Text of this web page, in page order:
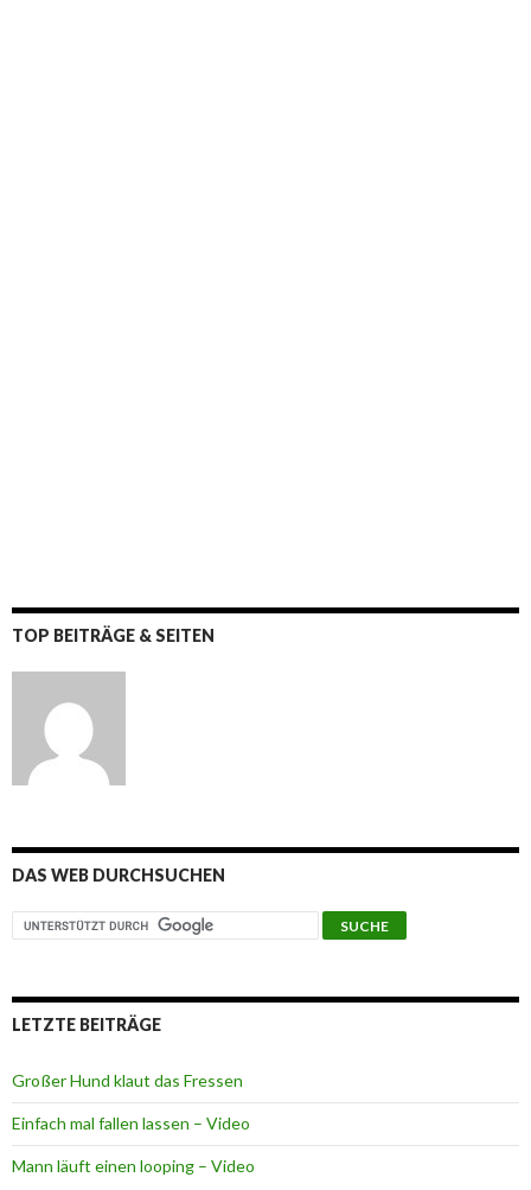
TOP BEITRÄGE & SEITEN
DAS WEB DURCHSUCHEN
LETZTE BEITRÄGE
Großer Hund klaut das Fressen
Einfach mal fallen lassen – Video
Mann läuft einen looping – Video